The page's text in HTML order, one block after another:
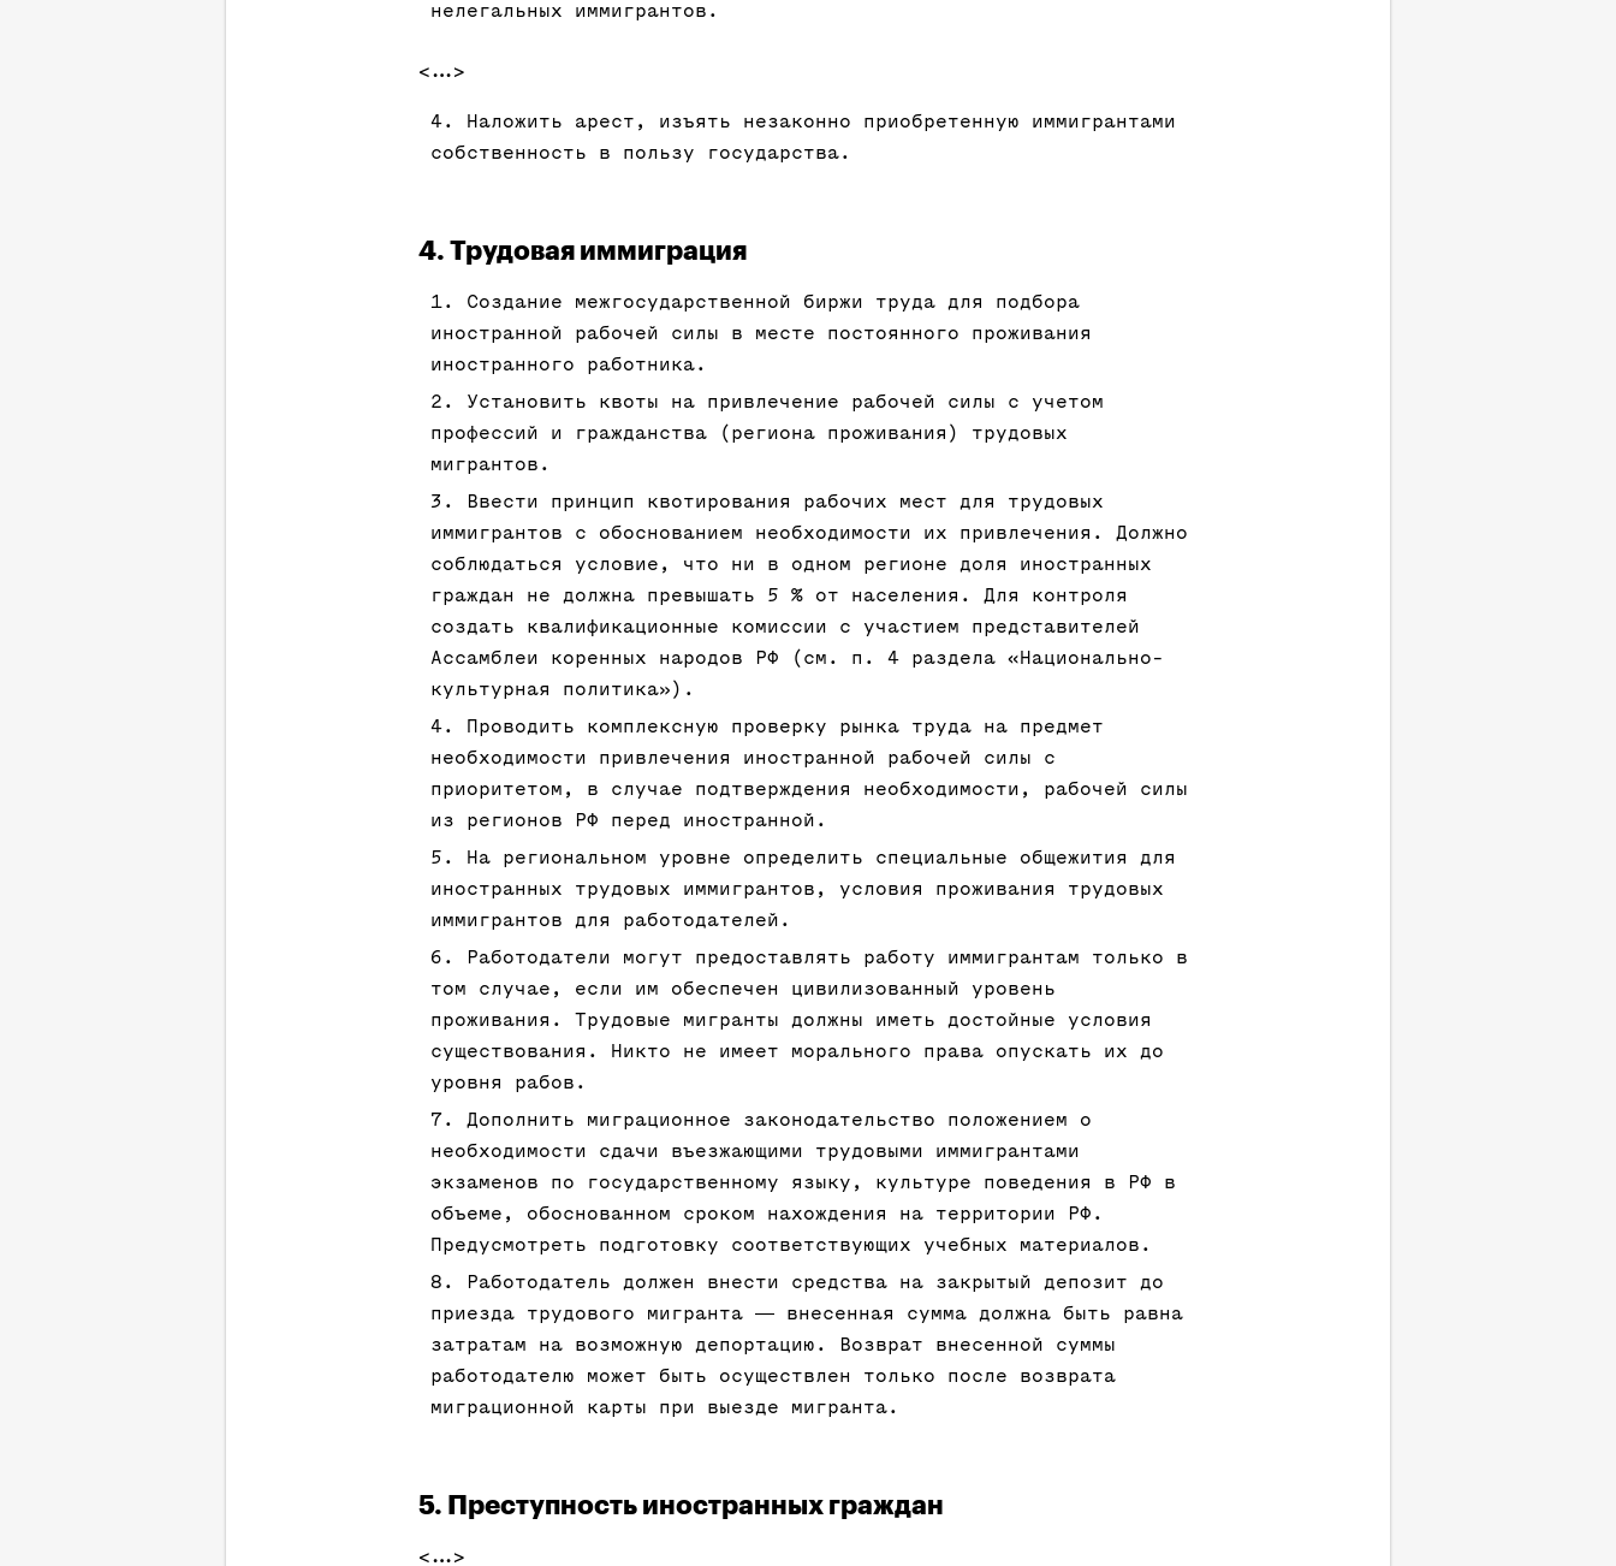
нелегальных иммигрантов.
<…>
Наложить арест, изъять незаконно приобретенную иммигрантами
собственность в пользу государства.
4. Трудовая иммиграция
Создание межгосударственной биржи труда для подбора
иностранной рабочей силы в месте постоянного проживания
иностранного работника.
Установить квоты на привлечение рабочей силы с учетом
профессий и гражданства (региона проживания) трудовых
мигрантов.
Ввести принцип квотирования рабочих мест для трудовых
иммигрантов с обоснованием необходимости их привлечения. Должно
соблюдаться условие, что ни в одном регионе доля иностранных
граждан не должна превышать 5 % от населения. Для контроля
создать квалификационные комиссии с участием представителей
Ассамблеи коренных народов РФ (см. п. 4 раздела «Национально-
культурная политика»).
Проводить комплексную проверку рынка труда на предмет
необходимости привлечения иностранной рабочей силы с
приоритетом, в случае подтверждения необходимости, рабочей силы
из регионов РФ перед иностранной.
На региональном уровне определить специальные общежития для
иностранных трудовых иммигрантов, условия проживания трудовых
иммигрантов для работодателей.
Работодатели могут предоставлять работу иммигрантам только в
том случае, если им обеспечен цивилизованный уровень
проживания. Трудовые мигранты должны иметь достойные условия
существования. Никто не имеет морального права опускать их до
уровня рабов.
Дополнить миграционное законодательство положением о
необходимости сдачи въезжающими трудовыми иммигрантами
экзаменов по государственному языку, культуре поведения в РФ в
объеме, обоснованном сроком нахождения на территории РФ.
Предусмотреть подготовку соответствующих учебных материалов.
Работодатель должен внести средства на закрытый депозит до
приезда трудового мигранта ― внесенная сумма должна быть равна
затратам на возможную депортацию. Возврат внесенной суммы
работодателю может быть осуществлен только после возврата
миграционной карты при выезде мигранта.
5. Преступность иностранных граждан
<…>